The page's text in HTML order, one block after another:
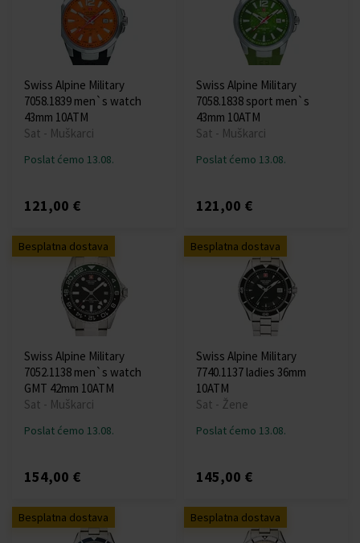
Swiss Alpine Military
7058.1839 men`s watch
43mm 10ATM
Sat - Muškarci
Poslat ćemo 13.08.
121,00 €
Swiss Alpine Military
7058.1838 sport men`s
43mm 10ATM
Sat - Muškarci
Poslat ćemo 13.08.
121,00 €
Besplatna dostava
Swiss Alpine Military
7052.1138 men`s watch
GMT 42mm 10ATM
Sat - Muškarci
Poslat ćemo 13.08.
154,00 €
Besplatna dostava
Swiss Alpine Military
7740.1137 ladies 36mm
10ATM
Sat - Žene
Poslat ćemo 13.08.
145,00 €
Besplatna dostava Besplatna dostava